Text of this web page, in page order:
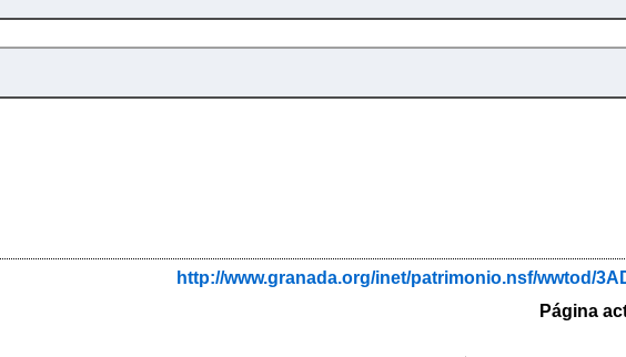
http://www.granada.org/inet/patrimonio.nsf/wwtod/
Página